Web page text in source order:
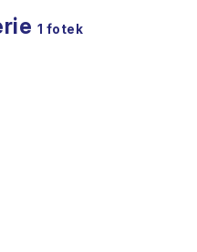
1 fotek